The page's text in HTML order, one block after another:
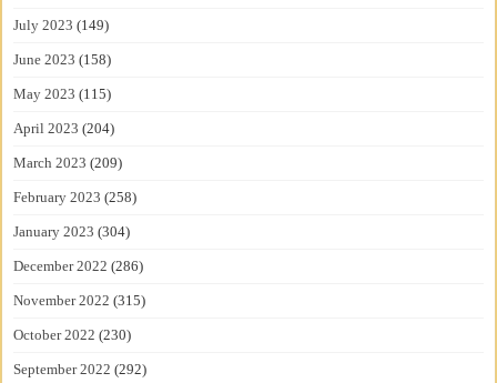
July 2023 (149)
June 2023 (158)
May 2023 (115)
April 2023 (204)
March 2023 (209)
February 2023 (258)
January 2023 (304)
December 2022 (286)
November 2022 (315)
October 2022 (230)
September 2022 (292)